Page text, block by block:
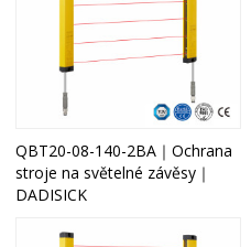
QBT20-08-140-2BA｜Ochrana
stroje na světelné závěsy｜
DADISICK